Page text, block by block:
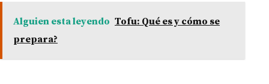
Alguien esta leyendo Tofu: Qué es y cómo se
prepara?